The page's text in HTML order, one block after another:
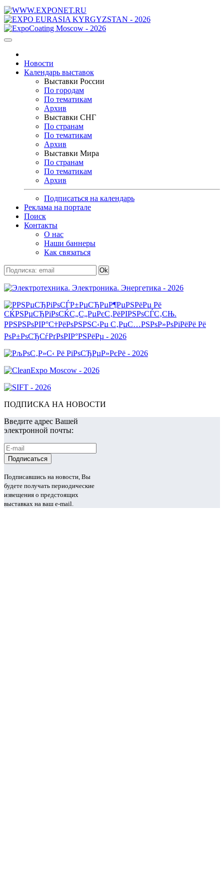
Новости
Календарь выставок
Выставки России
По городам
По тематикам
Архив
Выставки СНГ
По странам
По тематикам
Архив
Выставки Мира
По странам
По тематикам
Архив
Подписаться на календарь
Реклама на портале
Поиск
Контакты
О нас
Наши баннеры
Как связаться
ПОДПИСКА НА НОВОСТИ
Введите адрес Вашей
электронной почты:
Подписавшись на новости, Вы
будете получать периодические
извещения о предстоящих
выставках на ваш e-mail.